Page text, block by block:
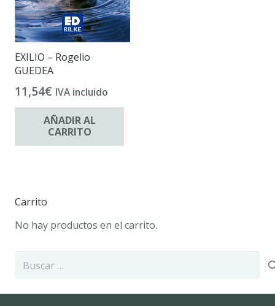
EXILIO – Rogelio
GUEDEA
11,54€ IVA incluido
AÑADIR AL
CARRITO
Carrito
No hay productos en el carrito.